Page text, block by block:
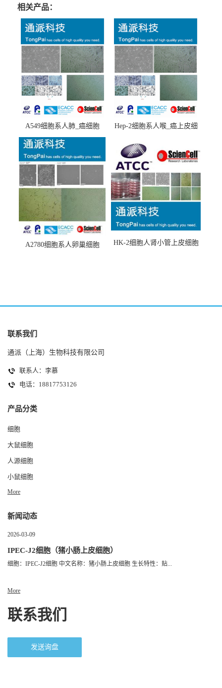
相关产品：
A549细胞系人肺_癌细胞
(A549细胞)
Hep-2细胞系人喉_癌上皮细
A2780细胞系人卵巢细胞
HK-2细胞人肾小管上皮细胞
联系我们
通派（上海）生物科技有限公司
联系人：李慕
电话：18817753126
产品分类
细胞
大鼠细胞
人源细胞
小鼠细胞
More
新闻动态
2026-03-09
IPEC-J2细胞（猪小肠上皮细胞）
细胞：IPEC-J2细胞 中文名称：猪小肠上皮细胞 生长特性：贴...
More
联系我们
发送询盘